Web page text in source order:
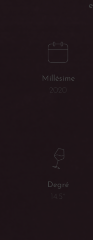
Millésime
2020
Degré
14.5°